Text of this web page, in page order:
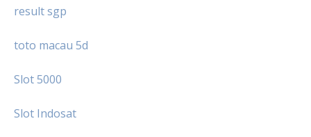
result sgp
toto macau 5d
Slot 5000
Slot Indosat